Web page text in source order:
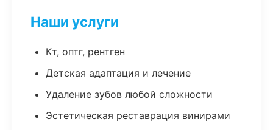
Наши услуги
Кт, оптг, рентген
Детская адаптация и лечение
Удаление зубов любой сложности
Эстетическая реставрация винирами